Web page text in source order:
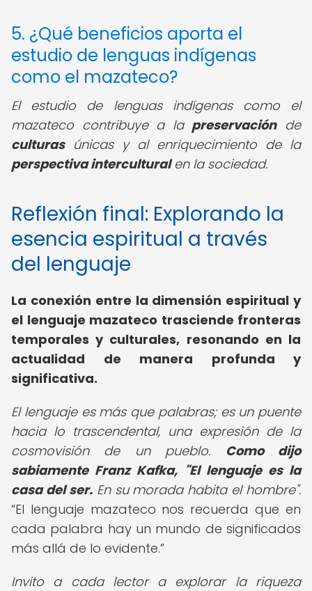
5. ¿Qué beneficios aporta el
estudio de lenguas indígenas
como el mazateco?
El estudio de lenguas indígenas como el
mazateco contribuye a la preservaciónde
culturasúnicas y al enriquecimiento de la
perspectiva interculturalen la sociedad.
Reflexión final: Explorando la
esencia espiritual a través
del lenguaje
La conexión entre la dimensión espiritual y
el lenguaje mazateco trasciende fronteras
temporales y culturales, resonando en la
actualidad de manera profunda y
significativa.
El lenguaje es más que palabras; es un puente
hacia lo trascendental, una expresión de la
cosmovisión de un pueblo. Como dijo
sabiamente Franz Kafka, "El lenguaje es la
casa del ser.En su morada habita el hombre".
El lenguaje mazateco nos recuerda que en
cada palabra hay un mundo de significados
más allá de lo evidente.
Invito a cada lector a explorar la riqueza